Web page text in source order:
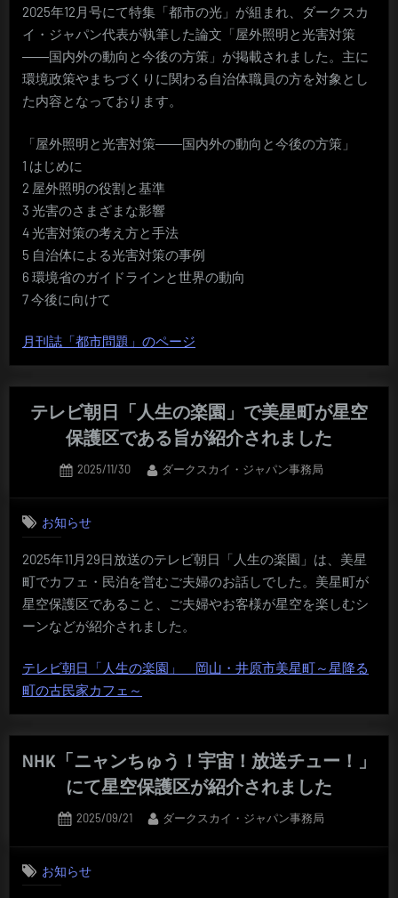
2025年12月号にて特集「都市の光」が組まれ、ダークスカ
イ・ジャパン代表が執筆した論文「屋外照明と光害対策
――国内外の動向と今後の方策」が掲載されました。主に
環境政策やまちづくりに関わる自治体職員の方を対象とし
た内容となっております。
「屋外照明と光害対策――国内外の動向と今後の方策」
1 はじめに
2 屋外照明の役割と基準
3 光害のさまざまな影響
4 光害対策の考え方と手法
5 自治体による光害対策の事例
6 環境省のガイドラインと世界の動向
7 今後に向けて
月刊誌「都市問題」のページ
テレビ朝日「人生の楽園」で美星町が星空
保護区である旨が紹介されました
Posted
2025/11/30 By
ダークスカイ・ジャパン事務局
お知らせ
2025年11月29日放送のテレビ朝日「人生の楽園」は、美星
町でカフェ・民泊を営むご夫婦のお話しでした。美星町が
星空保護区であること、ご夫婦やお客様が星空を楽しむシ
ーンなどが紹介されました。
テレビ朝日「人生の楽園」 岡山・井原市美星町～星降る
町の古民家カフェ～
NHK「ニャンちゅう！宇宙！放送チュー！」
にて星空保護区が紹介されました
Posted
2025/09/21 By
ダークスカイ・ジャパン事務局
お知らせ